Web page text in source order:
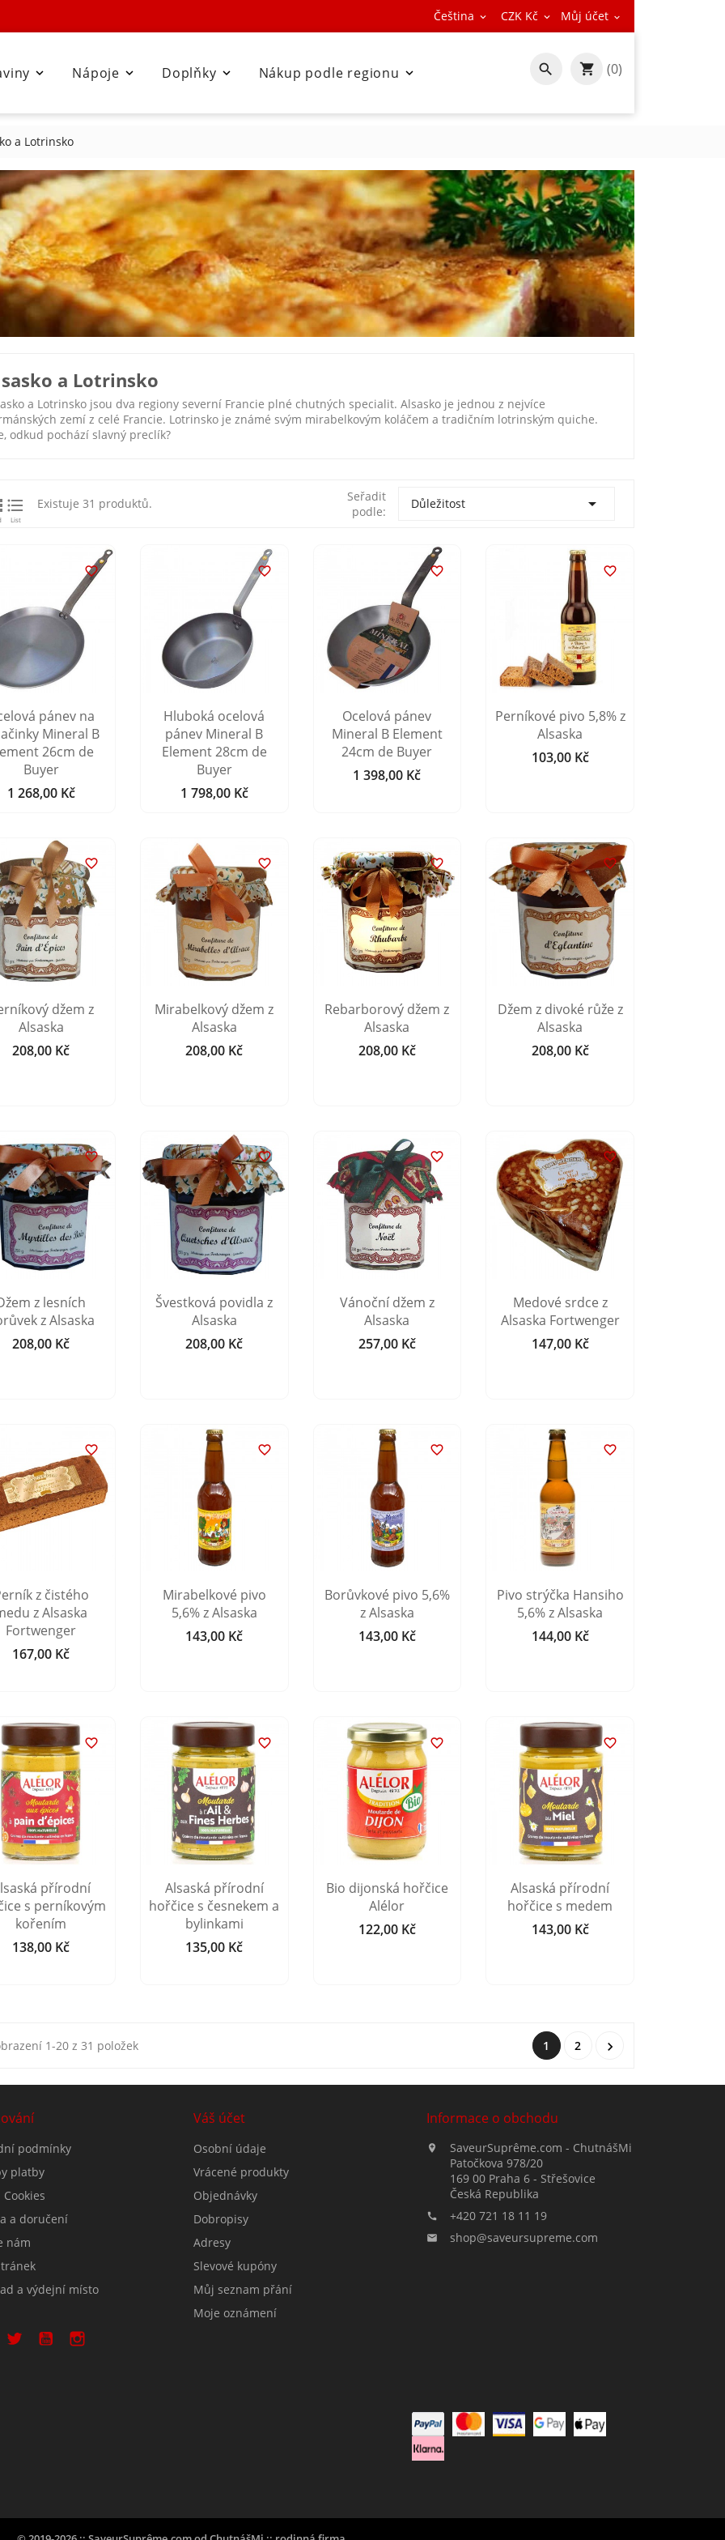
Čeština  CZK Kč  Můj účet 
 
Nápoje 
Doplňky 
Nákup podle regionu  (0)
a Lotrinsko
a Lotrinsko
a Lotrinsko jsou dva regiony severní Francie plné chutných specialit. Alsasko je jednou z nejvíce
zemí z celé Francie. Lotrinsko je známé svým mirabelkovým koláčem a tradičním lotrinským quiche.
odkud pochází slavný preclík?

List
Existuje 31 produktů.
Seřadit
podle:
Důležitost 

pánev na
Mineral B
26cm de
Buyer
Cena
1 268,00 Kč

Hluboká ocelová
pánev Mineral B
Element 28cm de
Buyer
Cena
1 798,00 Kč

Ocelová pánev
Mineral B Element
24cm de Buyer
Cena
1 398,00 Kč

Perníkové pivo 5,8% z
Alsaska
Cena
103,00 Kč

džem z
Alsaska
Cena
208,00 Kč

Mirabelkový džem z
Alsaska
Cena
208,00 Kč

Rebarborový džem z
Alsaska
Cena
208,00 Kč

Džem z divoké růže z
Alsaska
Cena
208,00 Kč

z lesních
z Alsaska
Cena
208,00 Kč

Švestková povidla z
Alsaska
Cena
208,00 Kč

Vánoční džem z
Alsaska
Cena
257,00 Kč

Medové srdce z
Alsaska Fortwenger
Cena
147,00 Kč

z čistého
z Alsaska
Fortwenger
Cena
167,00 Kč

Mirabelkové pivo
5,6% z Alsaska
Cena
143,00 Kč

Borůvkové pivo 5,6%
z Alsaska
Cena
143,00 Kč

Pivo strýčka Hansiho
5,6% z Alsaska
Cena
144,00 Kč

přírodní
s perníkovým
kořením
Cena
138,00 Kč

Alsaská přírodní
hořčice s česnekem a
bylinkami
Cena
135,00 Kč

Bio dijonská hořčice
Alélor
Cena
122,00 Kč

Alsaská přírodní
hořčice s medem
Cena
143,00 Kč
1-20 z 31 položek 1 2 
podmínky
platby
Cookies
a doručení
nám
a výdejní místo
Váš účet
Osobní údaje
Vrácené produkty
Objednávky
Dobropisy
Adresy
Slevové kupóny
Můj seznam přání
Moje oznámení
Informace o obchodu

SaveurSuprême.com - ChutnášMi
Patočkova 978/20
169 00 Praha 6 - Střešovice
Česká Republika
 +420 721 18 11 19
 shop@saveursupreme.com